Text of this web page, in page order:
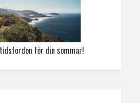
för din sommar!